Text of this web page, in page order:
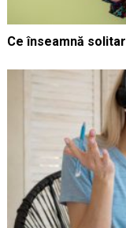
Ce înseamnă solitar